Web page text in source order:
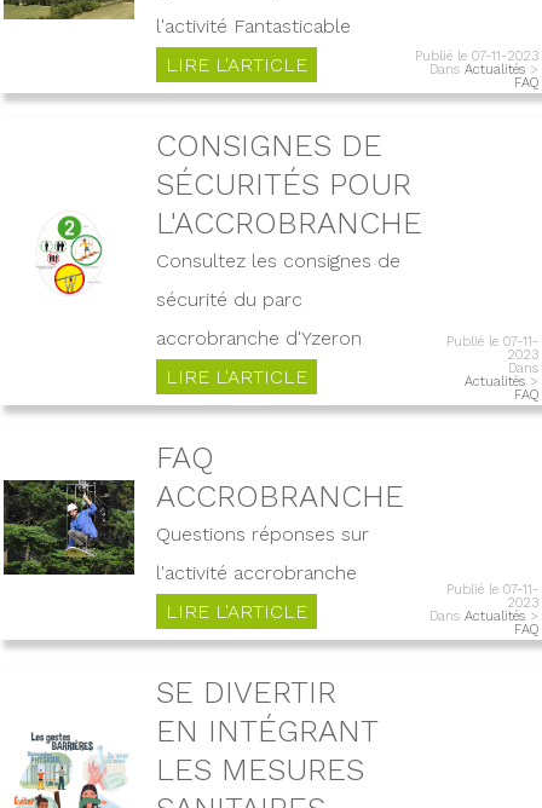
l'activité Fantasticable
LIRE L'ARTICLE
Publié le 07-11-2023
Dans Actualités >
FAQ
CONSIGNES DE
SÉCURITÉS POUR
L'ACCROBRANCHE
Consultez les consignes de
sécurité du parc
accrobranche d'Yzeron
LIRE L'ARTICLE
Publié le 07-11-
2023
Dans
Actualités >
FAQ
FAQ
ACCROBRANCHE
Questions réponses sur
l'activité accrobranche
LIRE L'ARTICLE
Publié le 07-11-
2023
Dans Actualités >
FAQ
SE DIVERTIR
EN INTÉGRANT
LES MESURES